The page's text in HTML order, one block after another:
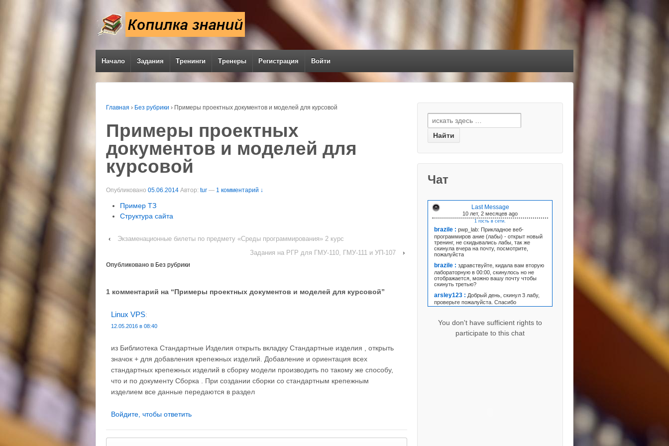
Начало Задания Тренинги Тренеры Регистрация Войти
Главная › Без рубрики › Примеры проектных документов и моделей для курсовой
Примеры проектных
документов и моделей для
курсовой
Опубликовано 05.06.2014 Автор: tur — 1 комментарий ↓
Пример ТЗ
Структура сайта
‹
Экзаменационные билеты по предмету «Среды программирования» 2 курс
Задания на РГР для ГМУ-110, ГМУ-111 и УП-107
›
Опубликовано в Без рубрики
1 комментарий на “Примеры проектных документов и моделей для курсовой”
Linux VPS:
12.05.2016 в 08:40
из Библиотека Стандартные Изделия открыть вкладку Стандартные изделия , открыть
значок + для добавления крепежных изделий. Добавление и ориентация всех
стандартных крепежных изделий в сборку модели производить по такому же способу,
что и по документу Сборка . При создании сборки со стандартным крепежным
изделием все данные передаются в раздел
Войдите, чтобы ответить
Чат
Last Message
10 лет, 2 месяцев ago
1 гость в сети.
brazile :pwp_lab: Прикладное веб-
программиров ание (лабы) - открыт новый
тренинг, не скидывались лабы, так же
скинула вчера на почту, посмотрите,
пожалуйста
brazile :здравствуйте, кидала вам вторую
лабораторную в 00:00, скинулось но не
отображается, можно вашу почту чтобы
скинуть третью?
arsley123 :Добрый день, скинул 3 лабу,
проверьте пожалуйста. Спасибо
скинуть 2 и 3 лабу! 1 лабу отправляла -
написано, что все еще выполняется.
VeraJoan : Здравствуйте! Пашали и
You don't have sufficient rights to
participate to this chat